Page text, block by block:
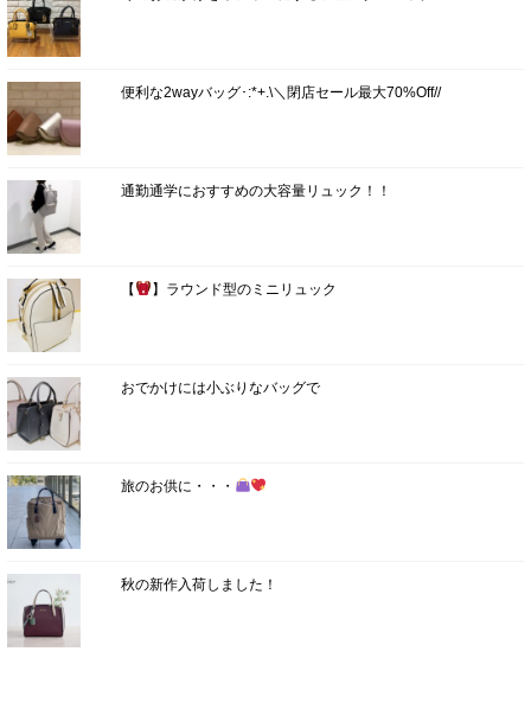
便利な2wayバッグ･:*+.\＼閉店セール最大70%Off//
通勤通学におすすめの大容量リュック！！
【 】ラウンド型のミニリュック
おでかけには小ぶりなバッグで
旅のお供に・・・
秋の新作入荷しました！